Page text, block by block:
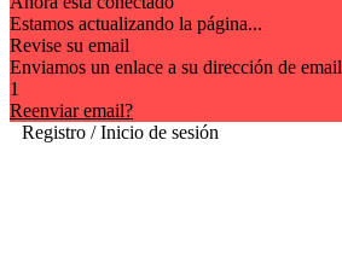
Estamos actualizando la página...
Revise su email
Enviamos un enlace a su dirección de email
1
Reenviar email?
Registro / Inicio de sesión